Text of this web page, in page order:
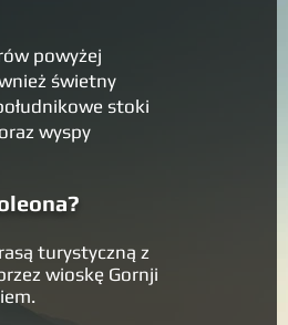
powyżej
świetny
stoki
wyspy
turystyczną z
wioskę Gornji